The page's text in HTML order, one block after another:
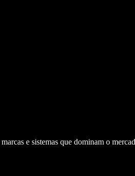
e sistemas que dominam o